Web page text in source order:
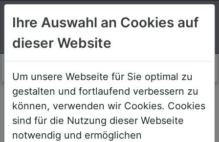
Willkommen!
Sehr geehrte Teilnehmerinnen und
Ihre Auswahl an Cookies auf
dieser Website
Um unsere Webseite für Sie optimal zu
gestalten und fortlaufend verbessern zu
können, verwenden wir Cookies. Cookies
sind für die Nutzung dieser Webseite
notwendig und ermöglichen